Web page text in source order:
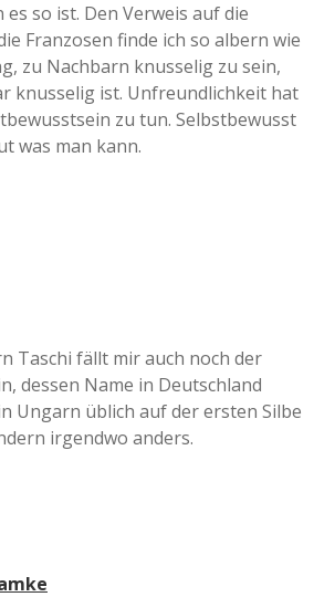
so ist. Den Verweis auf die
Franzosen finde ich so albern wie
zu Nachbarn knusselig zu sein,
knusselig ist. Unfreundlichkeit hat
zu tun. Selbstbewusst
was man kann.
Taschi fällt mir auch noch der
dessen Name in Deutschland
Ungarn üblich auf der ersten Silbe
irgendwo anders.